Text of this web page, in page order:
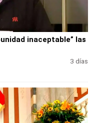
inaceptable” las
3 días